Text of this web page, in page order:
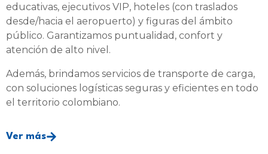
educativas, ejecutivos VIP, hoteles (con traslados
desde/hacia el aeropuerto) y figuras del ámbito
público. Garantizamos puntualidad, confort y
atención de alto nivel.
Además, brindamos servicios de transporte de carga,
con soluciones logísticas seguras y eficientes en todo
el territorio colombiano.
Ver más